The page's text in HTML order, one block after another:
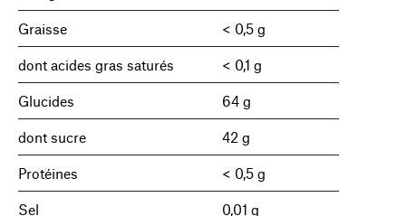
Graisse < 0,5 g
dont acides gras saturés < 0,1 g
Glucides 64 g
dont sucre 42 g
Protéines < 0,5 g
Sel 0,01 g